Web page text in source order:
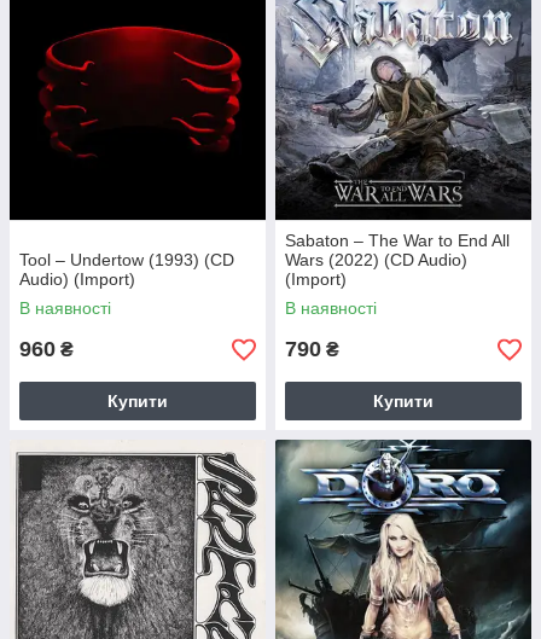
Tool – Undertow (1993) (CD
Audio) (Import)
В наявності
960 ₴
Купити
Sabaton – The War to End All
Wars (2022) (CD Audio)
(Import)
В наявності
790 ₴
Купити